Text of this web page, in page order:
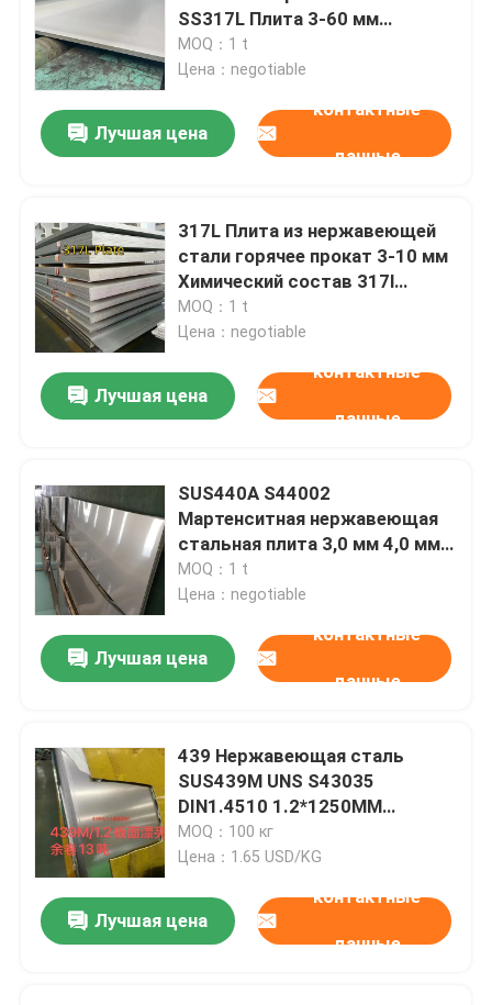
SS317L Плита 3-60 мм
Толщина 1500mm-2000mm
Ширина
MOQ：1 t
Цена：negotiable
Лучшая цена
контактные
данные
317L Плита из нержавеющей
стали горячее прокат 3-10 мм
Химический состав 317l
нержавеющей стали
MOQ：1 t
Цена：negotiable
Лучшая цена
контактные
данные
SUS440A S44002
Мартенситная нержавеющая
стальная плита 3,0 мм 4,0 мм
горячекатаная плита 9Cr18Mo
MOQ：1 t
Цена：negotiable
Лучшая цена
контактные
данные
439 Нержавеющая сталь
SUS439M UNS S43035
DIN1.4510 1.2*1250MM
Нержавеющая стальная
катушка
MOQ：100 кг
Цена：1.65 USD/KG
Лучшая цена
контактные
данные